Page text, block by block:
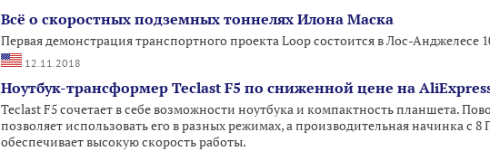
Всё о скоростных подземных тоннелях Илона Маска
Первая демонстрация транспортного проекта Loop состоится в Лос-Анджелесе
12.11.2018
Ноутбук-трансформер Teclast F5 по сниженной цене на
Teclast F5 сочетает в себе возможности ноутбука и компактность планшета.
позволяет использовать его в разных режимах, а производительная начинка с
обеспечивает высокую скорость работы.